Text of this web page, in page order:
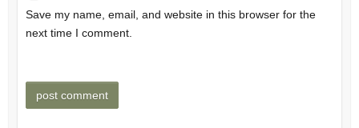
Save my name, email, and website in this browser for the
next time I comment.